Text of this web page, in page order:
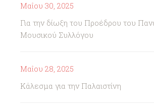
Μαΐου 30, 2025
Για την δίωξη του Προέδρου του
Μουσικού Συλλόγου
Μαΐου 28, 2025
Κάλεσμα για την Παλαιστίνη